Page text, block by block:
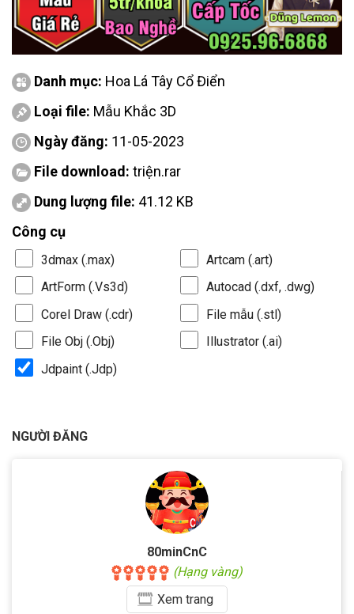
Danh mục: Hoa Lá Tây Cổ Điển
Loại file: Mẫu Khắc 3D
Ngày đăng: 11-05-2023
File download: triện.rar
Dung lượng file: 41.12 KB
Công cụ
3dmax (.max)
Artcam (.art)
ArtForm (.Vs3d)
Autocad (.dxf, .dwg)
Corel Draw (.cdr)
File mẫu (.stl)
File Obj (.Obj)
Illustrator (.ai)
Jdpaint (.Jdp)
NGƯỜI ĐĂNG
80minCnC
(Hạng vàng)
Xemtrang